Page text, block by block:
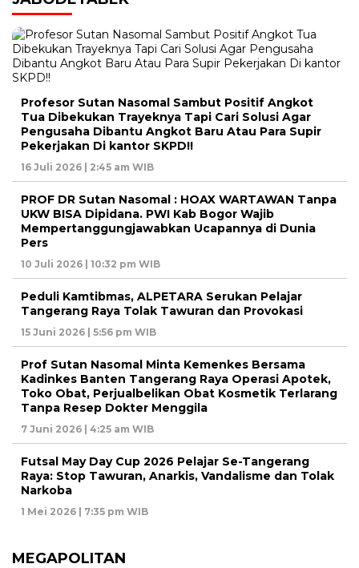
Profesor Sutan Nasomal Sambut Positif Angkot
Tua Dibekukan Trayeknya Tapi Cari Solusi Agar
Pengusaha Dibantu Angkot Baru Atau Para Supir
Pekerjakan Di kantor SKPD!!
16 Juli 2026 | 2:45 am WIB
PROF DR Sutan Nasomal : HOAX WARTAWAN Tanpa
UKW BISA Dipidana. PWI Kab Bogor Wajib
Mempertanggungjawabkan Ucapannya di Dunia
Pers
10 Juli 2026 | 10:32 pm WIB
Peduli Kamtibmas, ALPETARA Serukan Pelajar
Tangerang Raya Tolak Tawuran dan Provokasi
15 Juni 2026 | 5:56 pm WIB
Prof Sutan Nasomal Minta Kemenkes Bersama
Kadinkes Banten Tangerang Raya Operasi Apotek,
Toko Obat, Perjualbelikan Obat Kosmetik Terlarang
Tanpa Resep Dokter Menggila
7 Juni 2026 | 4:25 am WIB
Futsal May Day Cup 2026 Pelajar Se-Tangerang
Raya: Stop Tawuran, Anarkis, Vandalisme dan Tolak
Narkoba
1 Mei 2026 | 7:35 pm WIB
MEGAPOLITAN